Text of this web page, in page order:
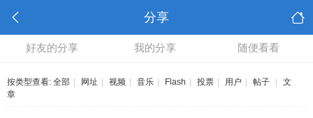
分享
好友的分享 我的分享 随便看看
按类型查看: 全部 网址 视频 音乐 Flash 投票 用户 帖子
文
章